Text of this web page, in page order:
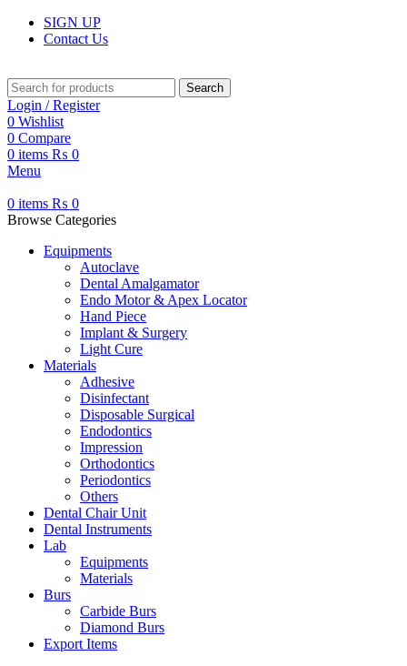
SIGN UP
Contact Us
Search
Login / Register
0 Wishlist
0 Compare
0 items ₨ 0
Menu
0 items ₨ 0
Browse Categories
Equipments
Autoclave
Dental Amalgamator
Endo Motor & Apex Locator
Hand Piece
Implant & Surgery
Light Cure
Materials
Adhesive
Disinfectant
Disposable Surgical
Endodontics
Impression
Orthodontics
Periodontics
Others
Dental Chair Unit
Dental Instruments
Lab
Equipments
Materials
Burs
Carbide Burs
Diamond Burs
Export Items